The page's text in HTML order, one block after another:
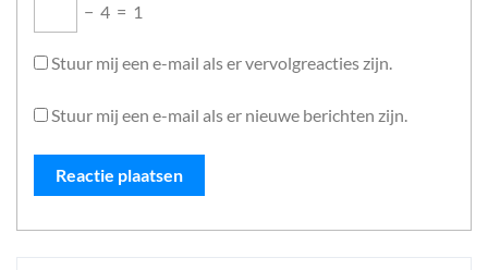
− 4 = 1
Stuur mij een e-mail als er vervolgreacties zijn.
Stuur mij een e-mail als er nieuwe berichten zijn.